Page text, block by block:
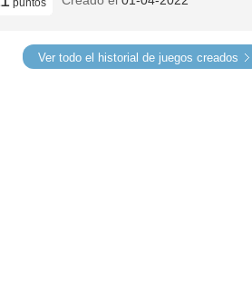
puntos
Ver todo el historial de juegos creados